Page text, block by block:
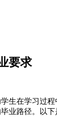
要求
生在学习过
业路径。以下